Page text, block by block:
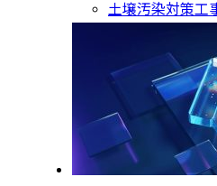
土壌汚染対策工